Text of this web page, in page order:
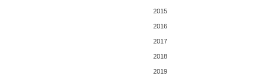
2015
2016
2017
2018
2019